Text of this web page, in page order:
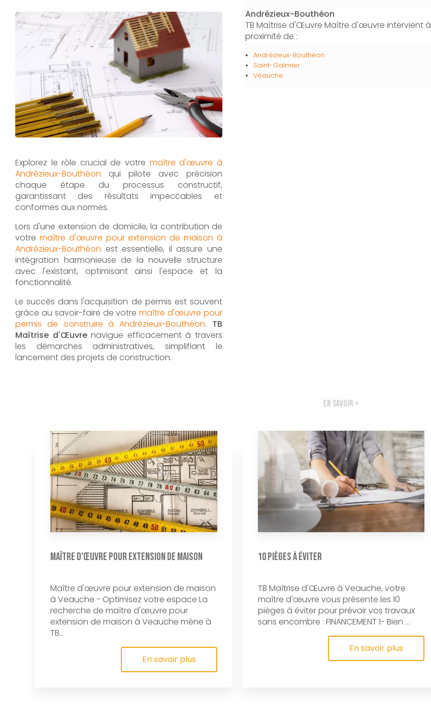
Explorez le rôle crucial de votre maître d'œuvre à
Andrézieux-Bouthéon qui pilote avec précision
chaque étape du processus constructif,
garantissant des résultats impeccables et
conformes aux normes.
Lors d'une extension de domicile, la contribution de
votre maître d'œuvre pour extension de maison à
Andrézieux-Bouthéon est essentielle, il assure une
intégration harmonieuse de la nouvelle structure
avec l'existant, optimisant ainsi l'espace et la
fonctionnalité.
Le succès dans l'acquisition de permis est souvent
grâce au savoir-faire de votremaître d'œuvre pour
permis de construire à Andrézieux-Bouthéon. TB
Maîtrise d'Œuvrenavigue efficacement à travers
les démarches administratives, simplifiant le
lancement des projets de construction.
Andrézieux-Bouthéon
TB Maîtrise d'Œuvre Maître d'œuvre intervient à
proximité de :
Andrézieux-Bouthéon
Saint-Galmier
Veauche
En savoir +
Maître d'œuvre pour extension de maison
Maître d'œuvre pour extension de maison
à Veauche - Optimisez votre espace La
recherche de maître d'œuvre pour
extension de maison à Veauche mène à
TB...
En savoir plus
10 pièges à éviter
TB Maîtrise d'Œuvre à Veauche, votre
maître d'œuvre vous présente les 10
pièges à éviter pour prévoir vos travaux
sans encombre : FINANCEMENT 1- Bien ...
En savoir plus